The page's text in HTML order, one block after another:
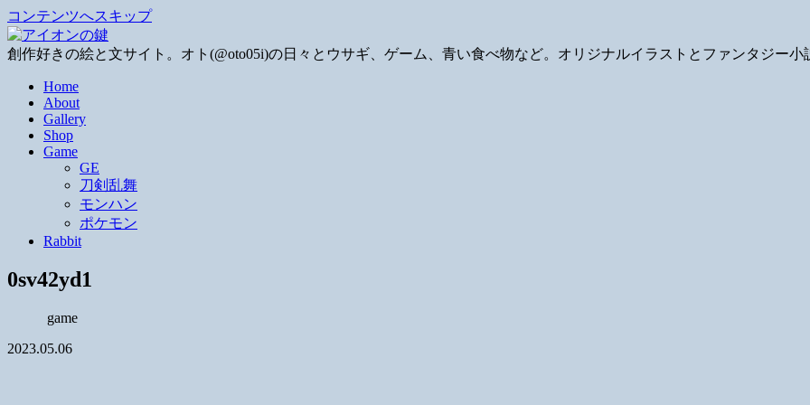
コンテンツへスキップ
創作好きの絵と文サイト。オト(@oto05i)の日々とウサギ、ゲーム、青い食べ物など。オリジナルイラストとファンタジー小
Home
About
Gallery
Shop
Game
GE
刀剣乱舞
モンハン
ポケモン
Rabbit
0sv42yd1
game
2023.05.06